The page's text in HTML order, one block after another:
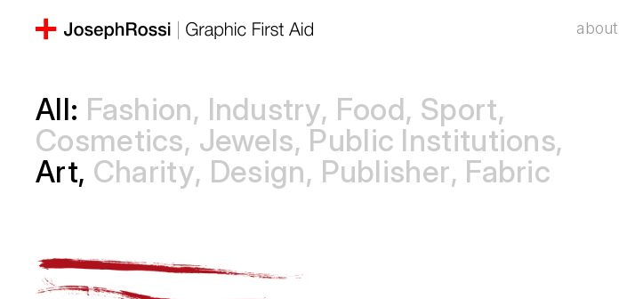
about
All: Fashion Industry Food Sport
Cosmetics Jewels Public Institutions
Art Charity Design Publisher Fabric